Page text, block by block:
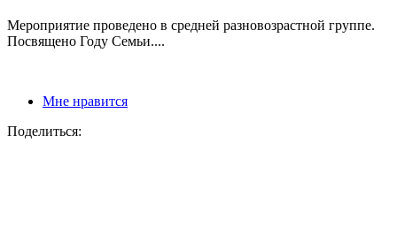
Мероприятие проведено в средней разновозрастной группе.
Посвящено Году Семьи....
Мне нравится
Поделиться: